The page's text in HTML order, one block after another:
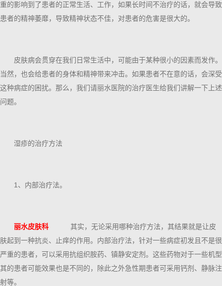
重的影响到了患者的正常生活、工作，如果长时间不治疗的话，就会导致
患者的精神萎靡，导致精神状态不佳，对患者的危害是很大的。
皮肤病会贯穿在我们日常生活中，可能由于某种很小的因素而发作。
当然，也会给患者的身体和精神带来冲击。如果患者不在意的话，会深受
这种病症的困扰。那么，我们请丽水医院的治疗医生给我们讲解一下上述
问题。
湿疹的治疗方法
1、内部治疗法。
丽水皮肤科 其实，无论采用哪种治疗方法，其结果就是让皮
肤起到一种抗炎、止痒的作用。内部治疗法，针对一些病症初发且不是很
严重的患者，可以采用抗组织胺药、镇静安定剂。这些药物对于一些机型
其的患者可能效果也是不同的，除此之外急性期患者可采用钙剂、静脉注
射等。